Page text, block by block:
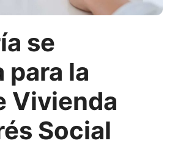
se
para la
Vivienda
Social